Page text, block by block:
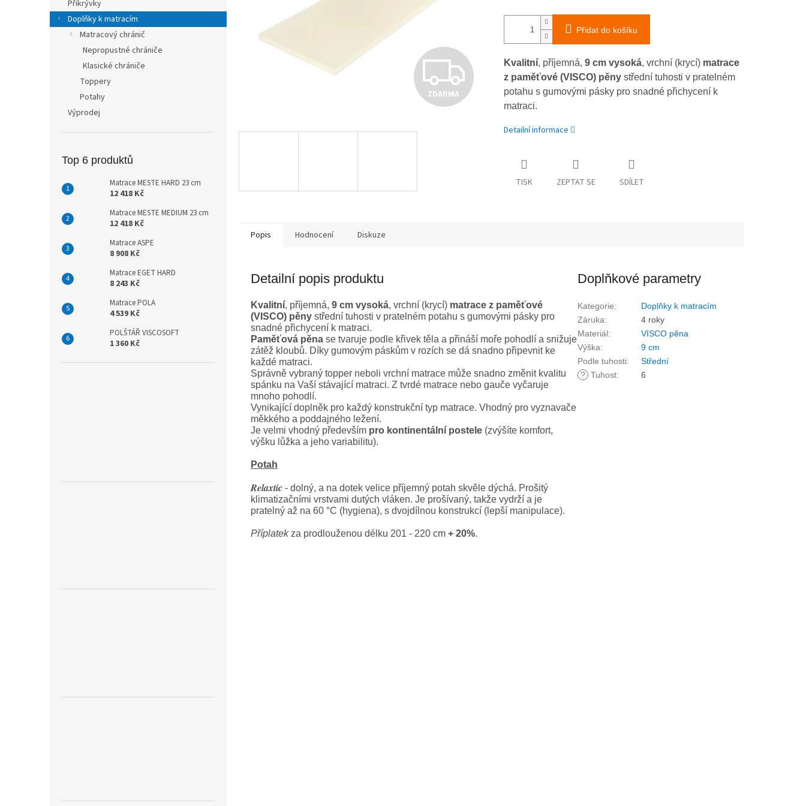
n
e
Přikrývky
Doplňky k matracím
Matracový chránič
Nepropustné chrániče
Klasické chrániče
Toppery
Potahy
Výprodej
Top 6 produktů
Matrace MESTE HARD 23 cm
12 418 Kč
Matrace MESTE MEDIUM 23 cm
12 418 Kč
Matrace ASPE
8 908 Kč
Matrace EGET HARD
8 243 Kč
Matrace POLA
4 539 Kč
POLŠTÁŘ VISCOSOFT
1 360 Kč
Z
D
ZDARMA
Přidat do košíku
Kvalitní, příjemná, 9 cm vysoká, vrchní (krycí)matrace
z paměťové (VISCO) pěnystřední tuhosti v pratelném
potahu s gumovými pásky pro snadné přichycení k
matraci.
Detailní informace
TISK ZEPTAT SE SDÍLET
Popis Hodnocení Diskuze
Detailní popis produktu
Kvalitní, příjemná, 9 cm vysoká, vrchní (krycí) matrace z paměťové
(VISCO) pěny střední tuhosti v pratelném potahu s gumovými pásky pro
snadné přichycení k matraci.
Paměťová pěna se tvaruje podle křivek těla a přináší moře pohodlí a snižuje
zátěž kloubů. Díky gumovým páskům v rozích se dá snadno připevnit ke
každé matraci.
Správně vybraný topper neboli vrchní matrace může snadno změnit kvalitu
spánku na Vaší stávající matraci. Z tvrdé matrace nebo gauče vyčaruje
mnoho pohodlí.
Vynikající doplněk pro každý konstrukční typ matrace. Vhodný pro vyznavače
měkkého a poddajného ležení.
Je velmi vhodný především pro kontinentální postele (zvýšíte komfort,
výšku lůžka a jeho variabilitu).
Potah
Relaxtic - dolný, a na dotek velice příjemný potah skvěle dýchá. Prošitý
klimatizačními vrstvami dutých vláken. Je prošívaný, takže vydrží a je
pratelný až na 60 °C (hygiena), s dvojdílnou konstrukcí (lepší manipulace).
Příplatekza prodlouženou délku 201 - 220 cm + 20%.
Doplňkové parametry
Kategorie:
Doplňky k matracím
Záruka:
4 roky
Materiál:
VISCO pěna
Výška:
9 cm
Podle tuhosti:
Střední
? Tuhost: 6